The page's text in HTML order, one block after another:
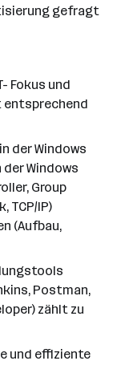
gefragt
Fokus und
der Windows
Windows
Group
TCP/IP)
(Aufbau,
Postman,
zählt zu
und effiziente